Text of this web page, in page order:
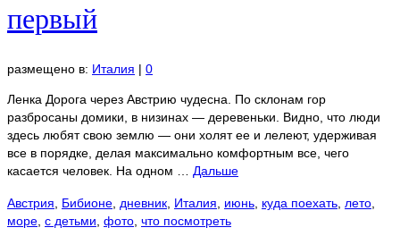
первый
размещено в: Италия | 0
Ленка Дорога через Австрию чудесна. По склонам гор
разбросаны домики, в низинах — деревеньки. Видно, что люди
здесь любят свою землю — они холят ее и лелеют, удерживая
все в порядке, делая максимально комфортным все, чего
касается человек. На одном … Дальше
Австрия Бибионе дневник Италия июнь куда поехать лето
море с детьми фото что посмотреть